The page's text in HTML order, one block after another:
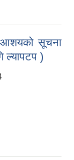
आशयको सूचना
ल्यापटप )